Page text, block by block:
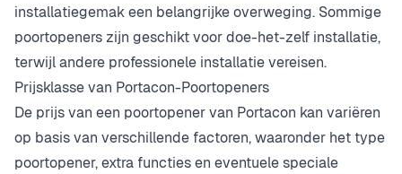
installatiegemak een belangrijke overweging. Sommige
poortopeners zijn geschikt voor doe-het-zelf installatie,
terwijl andere professionele installatie vereisen.
Prijsklasse van Portacon-Poortopeners
De prijs van een poortopener van Portacon kan variëren
op basis van verschillende factoren, waaronder het type
poortopener, extra functies en eventuele speciale